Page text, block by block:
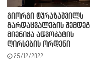
გიორგი ტურაზაშვილს
გარდაცვალების შემდეგ
მიენიჭა ადვოკატის
ღირსების ორდენი
25/12/2022